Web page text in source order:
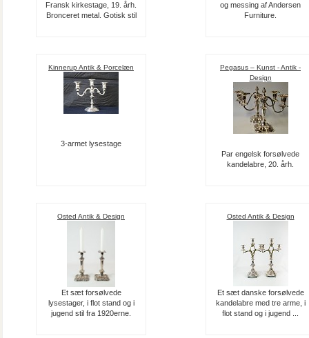
Fransk kirkestage, 19. årh.
Bronceret metal. Gotisk stil
og messing af Andersen
Furniture.
Kinnerup Antik & Porcelæn
3-armet lysestage
Pegasus – Kunst - Antik -
Design
Par engelsk forsølvede
kandelabre, 20. årh.
Osted Antik & Design
Et sæt forsølvede
lysestager, i flot stand og i
jugend stil fra 1920erne.
Osted Antik & Design
Et sæt danske forsølvede
kandelabre med tre arme, i
flot stand og i jugend ...